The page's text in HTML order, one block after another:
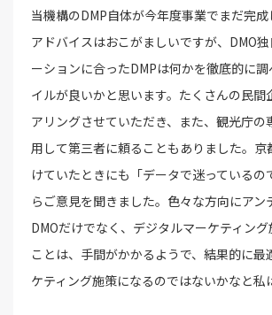
当機構のDMP自体が今年度事業でまだ完成
アドバイスはおこがましいですが、DMO
ーションに合ったDMPは何かを徹底的に
イルが良いかと思います。たくさんの民間
アリングさせていただき、また、観光庁の
用して第三者に頼ることもありました。京
けていたときにも「データで迷っているの
らご意見を聞きました。色々な方向にアン
DMOだけでなく、デジタルマーケティン
ことは、手間がかかるようで、結果的に最
ケティング施策になるのではないかなと私